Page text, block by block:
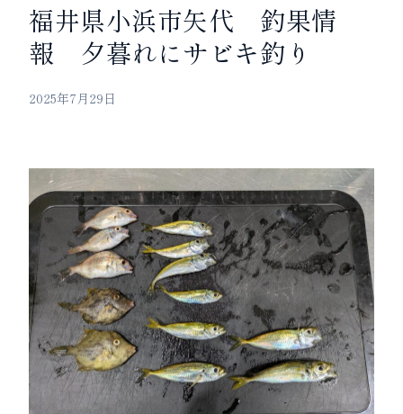
福井県小浜市矢代 釣果情
報 夕暮れにサビキ釣り
2025年7月29日